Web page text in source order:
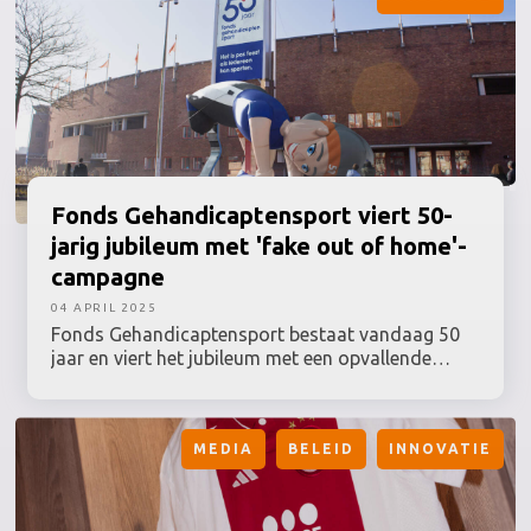
Fonds Gehandicaptensport viert 50-
jarig jubileum met 'fake out of home'-
campagne
Fonds Gehandicaptensport bestaat vandaag 50
jaar en viert het jubileum met een opvallende
samenwerking met TBWA\NEBOKO introduceert
het fonds de allereerste gehandicapte Sarah-pop
ooit: een gigantische, 30 meter hoge opblaaspop
met een running blade die voor het Olympisch
Stadion staat. Althans, die indruk wordt gewekt.
04 APRIL 2025
MEDIA BELEID INNOVATIE